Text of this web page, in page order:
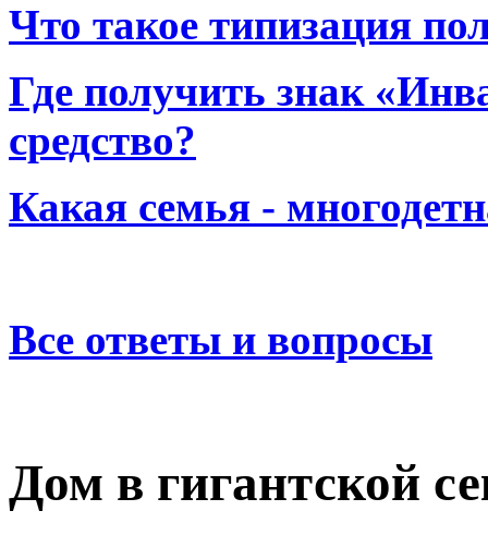
Что такое типизация
Где получить знак
средство?
Какая семья -
Все ответы и вопросы
Дом в гигантской